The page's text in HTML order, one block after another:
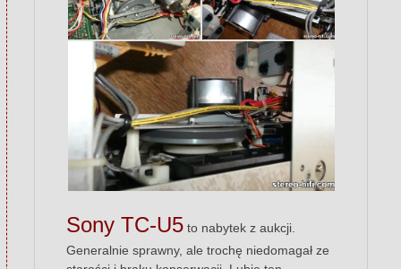
Sony TC-U5 to nabytek z aukcji.
Generalnie sprawny, ale trochę niedomagał ze